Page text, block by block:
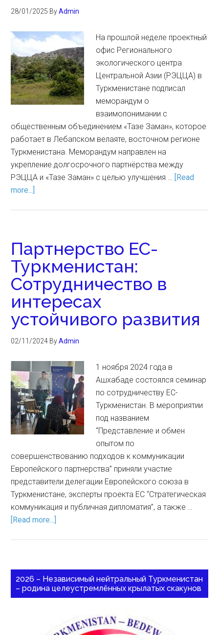
28/01/2025 ByAdmin
На прошлой неделе проектный
офис Регионального
экологического центра
Центральной Азии (РЭЦЦА) в
Туркменистане подписал
меморандум о
взаимопонимании с
общественным объединением «Тазе Заман», которое
работает в Лебапском велаяте, восточном регионе
Туркменистана. Меморандум направлен на
укрепление долгосрочного партнёрства между
РЭЦЦА и «Тазе Заман» с целью улучшения … [Read
more...]
Партнерство ЕС-
Туркменистан:
Сотрудничество в
интересах
устойчивого развития
02/11/2024 ByAdmin
1 ноября 2024 года в
Ашхабаде состоялся семинар
по сотрудничеству ЕС-
Туркменистан. В мероприятии
под названием
“Представление и обмен
опытом по
совершенствованию подходов к коммуникации
Европейского партнерства” приняли участие
представители делегации Европейского союза в
Туркменистане, эксперты проекта ЕС “Стратегическая
коммуникация и публичная дипломатия”, а также …
[Read more...]
2026 – Независимый нейтральный Туркменистан
– родина целеустремлённых крылатых скакунов